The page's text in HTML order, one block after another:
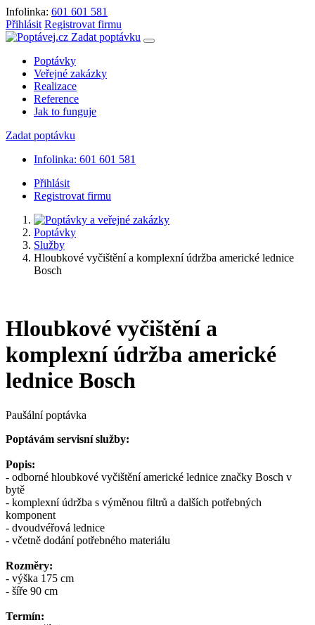
Infolinka: 601 601 581
Přihlásit Registrovat firmu
Zadat poptávku
Poptávky
Veřejné zakázky
Realizace
Reference
Jak to funguje
Zadat poptávku
Infolinka: 601 601 581
Přihlásit
Registrovat firmu
Poptávky
Služby
Hloubkové vyčištění a komplexní údržba americké lednice
Bosch
Hloubkové vyčištění a
komplexní údržba americké
lednice Bosch
Paušální poptávka
Poptávám servisní služby:
Popis:
- odborné hloubkové vyčištění americké lednice značky Bosch v
bytě
- komplexní údržba s výměnou filtrů a dalších potřebných
komponent
- dvoudvéřová lednice
- včetně dodání potřebného materiálu
Rozměry:
- výška 175 cm
- šíře 90 cm
Termín: